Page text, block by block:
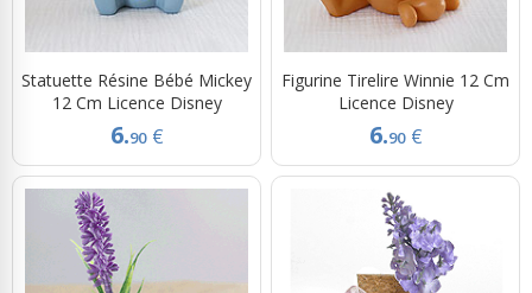
Statuette Résine Bébé Mickey
12 Cm Licence Disney
6.90 €
Figurine Tirelire Winnie 12 Cm
Licence Disney
6.90 €